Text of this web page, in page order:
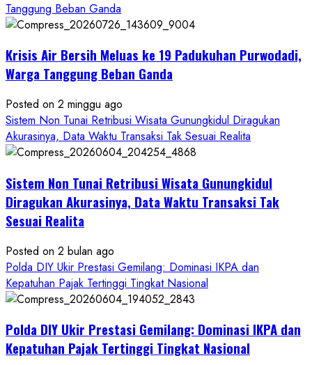
Wartawan
Tanggung Beban Ganda
Krisis Air Bersih Meluas ke 19 Padukuhan Purwodadi,
Warga Tanggung Beban Ganda
Posted on 2 minggu ago
Sistem Non Tunai Retribusi Wisata Gunungkidul Diragukan
Akurasinya, Data Waktu Transaksi Tak Sesuai Realita
Sistem Non Tunai Retribusi Wisata Gunungkidul
Diragukan Akurasinya, Data Waktu Transaksi Tak
Sesuai Realita
Posted on 2 bulan ago
Polda DIY Ukir Prestasi Gemilang: Dominasi IKPA dan
Kepatuhan Pajak Tertinggi Tingkat Nasional
Polda DIY Ukir Prestasi Gemilang: Dominasi IKPA dan
Kepatuhan Pajak Tertinggi Tingkat Nasional